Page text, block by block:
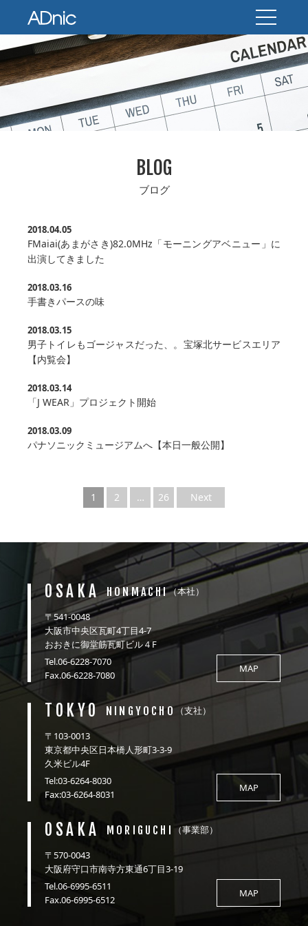
BLOG
ブログ
2018.04.05
FMaiai(あまがさき)82.0MHz「モーニングアベニュー」に
出演してきました
2018.03.16
手書きパースの味
2018.03.15
男子トイレもゴージャスだった、。宝塚北サービスエリア
【内覧会】
2018.03.14
「J WEAR」プロジェクト開始
2018.03.09
パナソニックミュージアムへ【本日一般公開】
1 2 … 26 Next
OSAKA HONMACHI（本社）
〒541-0048
大阪市中央区瓦町4丁目4-7
おおきに御堂筋瓦町ビル４F
Tel.06-6228-7070
Fax.06-6228-7080
MAP
TOKYO NINGYOCHO（支社）
〒103-0013
東京都中央区日本橋人形町3-3-9
久米ビル4F
Tel:03-6264-8030
Fax:03-6264-8031
MAP
OSAKA MORIGUCHI （事業部）
〒570-0043
大阪府守口市南寺方東通6丁目3-19
Tel.06-6995-6511
Fax.06-6995-6512
MAP